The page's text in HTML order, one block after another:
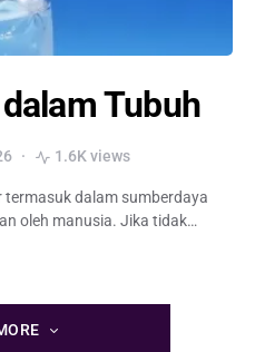
Tubuh
1.6K views
dalam sumberdaya
oleh manusia. Jika tidak…